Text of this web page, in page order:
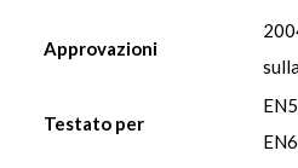
Approvazioni
Testato per